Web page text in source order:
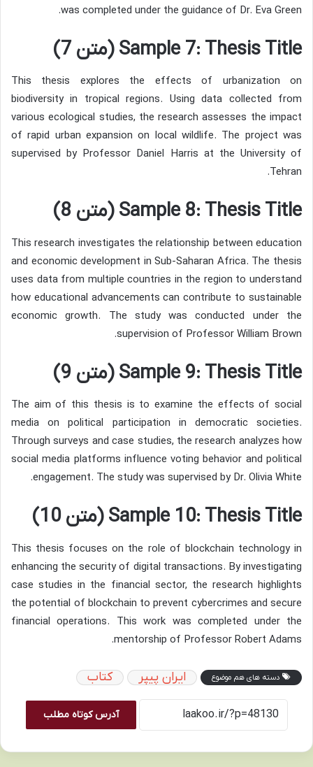
was completed under the guidance of Dr. Eva Green.
Sample 7: Thesis Title (متن 7)
This thesis explores the effects of urbanization on
biodiversity in tropical regions. Using data collected from
various ecological studies, the research assesses the impact
of rapid urban expansion on local wildlife. The project was
supervised by Professor Daniel Harris at the University of
Tehran.
Sample 8: Thesis Title (متن 8)
This research investigates the relationship between education
and economic development in Sub-Saharan Africa. The thesis
uses data from multiple countries in the region to understand
how educational advancements can contribute to sustainable
economic growth. The study was conducted under the
supervision of Professor William Brown.
Sample 9: Thesis Title (متن 9)
The aim of this thesis is to examine the effects of social
media on political participation in democratic societies.
Through surveys and case studies, the research analyzes how
social media platforms influence voting behavior and political
engagement. The study was supervised by Dr. Olivia White.
Sample 10: Thesis Title (متن 10)
This thesis focuses on the role of blockchain technology in
enhancing the security of digital transactions. By investigating
case studies in the financial sector, the research highlights
the potential of blockchain to prevent cybercrimes and secure
financial operations. This work was completed under the
mentorship of Professor Robert Adams.
دسته های هم موضوع ایران پیپر کتاب
آدرس کوتاه مطلب